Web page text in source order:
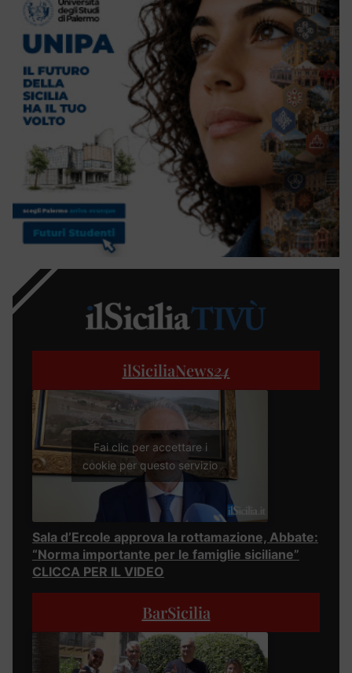
ilSiciliaNews24
Fai clic per accettare i
cookie per questo servizio
Sala d’Ercole approva la rottamazione, Abbate:
“Norma importante per le famiglie siciliane”
CLICCA PER IL VIDEO
BarSicilia